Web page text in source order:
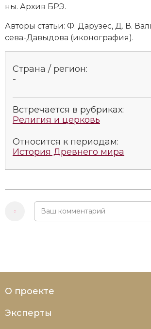
ны. Архив БРЭ.
Авторы статьи: Ф. Да­ру­зес, Д. В.
се­ва-Да­вы­до­ва (ико­но­гра­фия).
Страна / регион:
-
Встречается в рубриках:
Религия и церковь
Относится к периодам:
История Древнего мира
О проекте
Эксперты